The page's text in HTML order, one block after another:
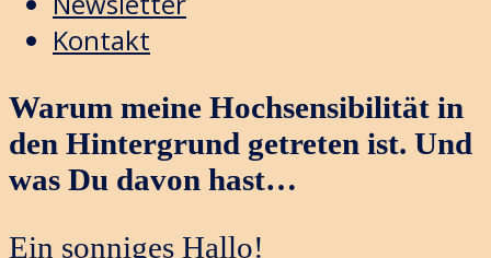
Kontakt
Warum meine Hochsensibilität in
den Hintergrund getreten ist. Und
was Du davon hast…
Ein sonniges Hallo!